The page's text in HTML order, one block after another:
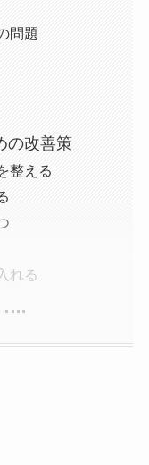
問題
の改善策
整える
れる